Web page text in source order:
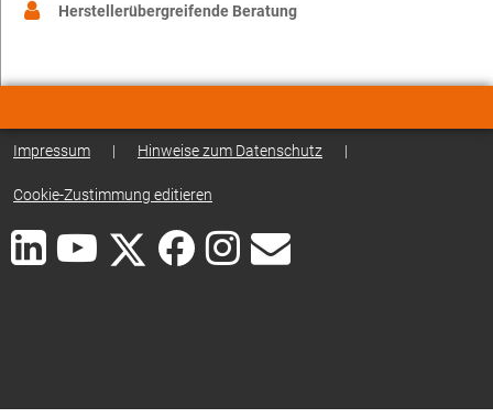
Herstellerübergreifende Beratung
Impressum | Hinweise zum Datenschutz |
Cookie-Zustimmung editieren